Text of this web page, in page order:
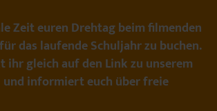
Zeit euren Drehtag beim filmenden
das laufende Schuljahr zu buchen.
ihr gleich auf den Link zu unserem
informiert euch über freie